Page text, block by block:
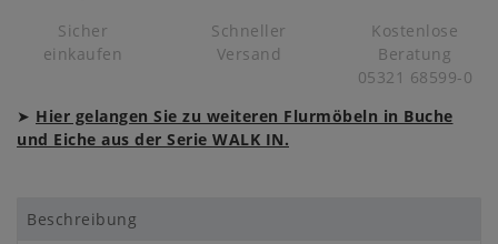
Sicher
einkaufen
Schneller
Versand
Kostenlose
Beratung
05321 68599-0
➤ Hier gelangen Sie zu weiteren Flurmöbeln in Buche
und Eiche aus der Serie WALK IN.
Beschreibung